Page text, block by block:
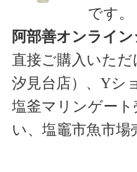
です。
阿部善オンライ
直接ご購入いた
汐見台店）、Yシ
塩釜マリンゲー
い、塩竈市魚市